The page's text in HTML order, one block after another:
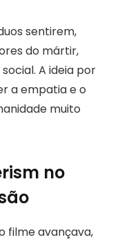
sentirem,
do mártir,
A ideia por
a empatia e o
muito
no
filme avançava,